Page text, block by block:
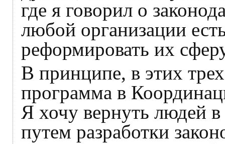
где я говорил о
любой организации
реформировать их
В принципе, в этих
программа в
Я хочу вернуть людей в
путем разработки